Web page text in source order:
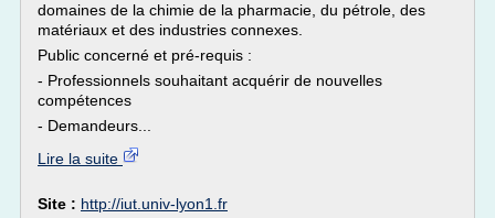
domaines de la chimie de la pharmacie, du pétrole, des
matériaux et des industries connexes.
Public concerné et pré-requis :
- Professionnels souhaitant acquérir de nouvelles
compétences
- Demandeurs...
Lire la suite
Site : http://iut.univ-lyon1.fr